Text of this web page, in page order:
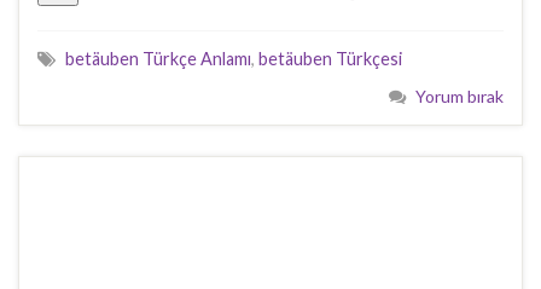
betäuben Türkçe Anlamı, betäuben Türkçesi
Yorum bırak